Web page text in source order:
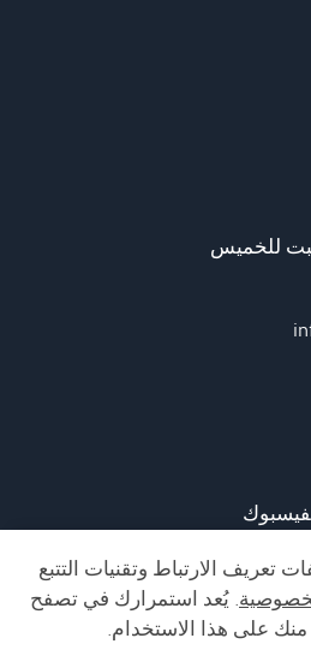
تعريف الارتباط وتقنيات التتبع
. يُعد استمرارك في تصفح
منك على هذا الاستخدام.